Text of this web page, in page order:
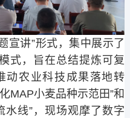
宣讲”形式，集中展示了
式，旨在总结提炼可复
动农业科技成果落地转
MAP小麦品种示范田”和
水线”，现场观摩了数字